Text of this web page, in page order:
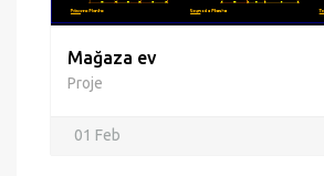
Mağaza ev
Proje
01 Feb